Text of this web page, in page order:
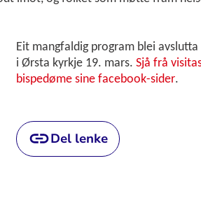
Eit mangfaldig program blei
i Ørsta kyrkje 19. mars. Sjå frå
bispedøme sine facebook-sider.
Del lenke